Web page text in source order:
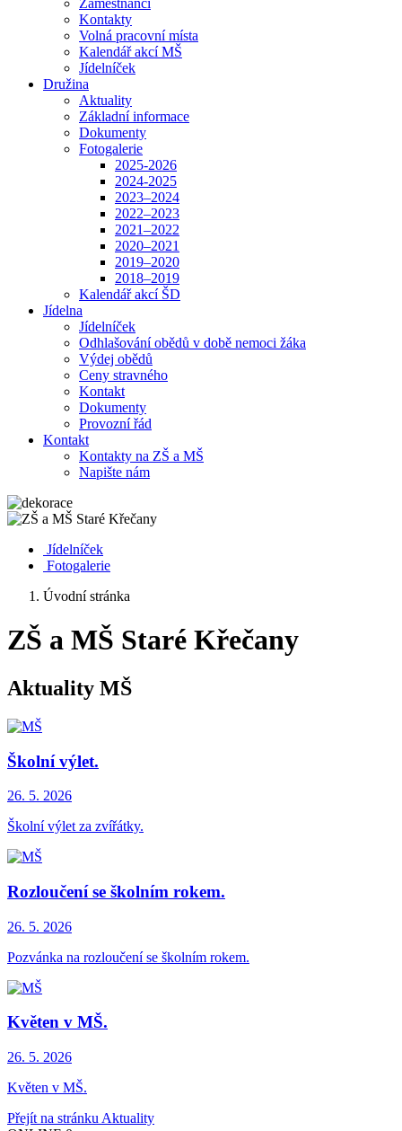
Zaměstnanci
Kontakty
Volná pracovní místa
Kalendář akcí MŠ
Jídelníček
Družina
Aktuality
Základní informace
Dokumenty
Fotogalerie
2025-2026
2024-2025
2023–2024
2022–2023
2021–2022
2020–2021
2019–2020
2018–2019
Kalendář akcí ŠD
Jídelna
Jídelníček
Odhlašování obědů v době nemoci žáka
Výdej obědů
Ceny stravného
Kontakt
Dokumenty
Provozní řád
Kontakt
Kontakty na ZŠ a MŠ
Napište nám
Jídelníček
Fotogalerie
Úvodní stránka
ZŠ a MŠ Staré Křečany
Aktuality MŠ
Školní výlet.
26. 5. 2026
Školní výlet za zvířátky.
Rozloučení se školním rokem.
26. 5. 2026
Pozvánka na rozloučení se školním rokem.
Květen v MŠ.
26. 5. 2026
Květen v MŠ.
Přejít na stránku Aktuality